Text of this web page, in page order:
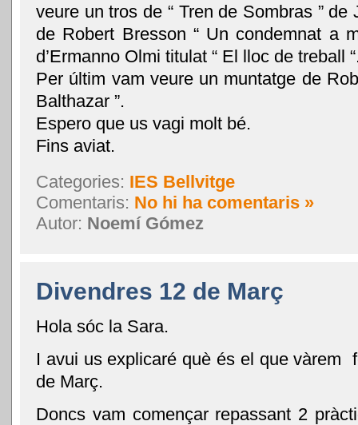
veure un tros de “ Tren de Sombras ”
de Robert Bresson “ Un condemnat a
d’Ermanno Olmi titulat “ El lloc de treball
Per últim vam veure un muntatge de
Balthazar ”.
Espero que us vagi molt bé.
Fins aviat.
Categories: IES Bellvitge
Comentaris: No hi ha comentaris »
Autor: Noemí Gómez
Divendres 12 de Març
Hola sóc la Sara.
I avui us explicaré què és el que vàrem
de Març.
Doncs vam començar repassant 2